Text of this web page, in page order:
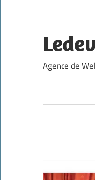
content
Agence de